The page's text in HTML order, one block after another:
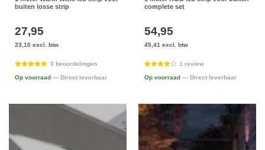
buiten losse strip
27,95
23,10 excl. btw
3 beoordelingen
Op voorraad — Direct leverbaar
complete set
54,95
45,41 excl. btw
1 review
Op voorraad — Direct leverbaar